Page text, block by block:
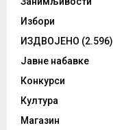
Избори
ИЗДВОЈЕНО (2.596)
Јавне набавке
Конкурси
Култура
Магазин